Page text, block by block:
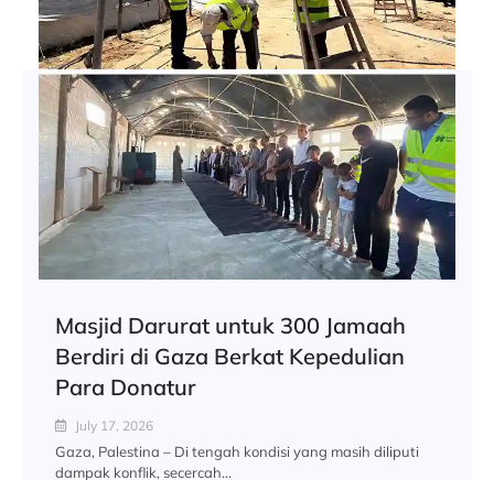
Masjid Darurat untuk 300 Jamaah
Berdiri di Gaza Berkat Kepedulian
Para Donatur
July 17, 2026
Gaza, Palestina – Di tengah kondisi yang masih diliputi
dampak konflik, secercah...